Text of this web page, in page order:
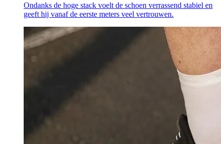
Ondanks de hoge stack voelt de schoen verrassend stabiel en
geeft hij vanaf de eerste meters veel vertrouwen.